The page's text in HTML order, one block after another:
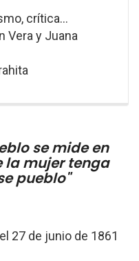
crítica...
Vera y Juana
se mide en
mujer tenga
pueblo"
27 de junio de 1861